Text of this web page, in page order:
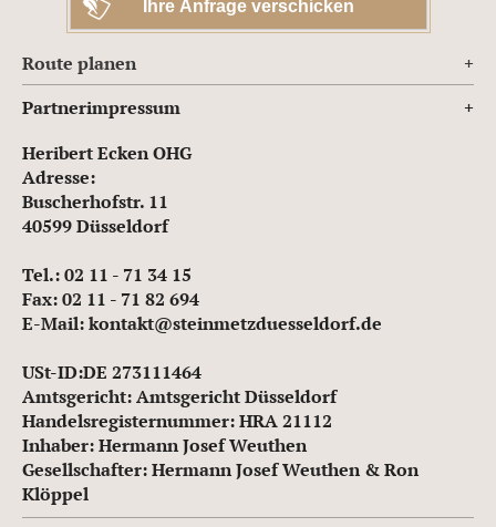
Route planen
Partnerimpressum
Heribert Ecken OHG
Adresse:
Buscherhofstr. 11
40599 Düsseldorf
Tel.: 02 11 - 71 34 15
Fax: 02 11 - 71 82 694
E-Mail: kontakt@steinmetzduesseldorf.de
USt-ID:DE 273111464
Amtsgericht: Amtsgericht Düsseldorf
Handelsregisternummer: HRA 21112
Inhaber: Hermann Josef Weuthen
Gesellschafter: Hermann Josef Weuthen & Ron
Klöppel